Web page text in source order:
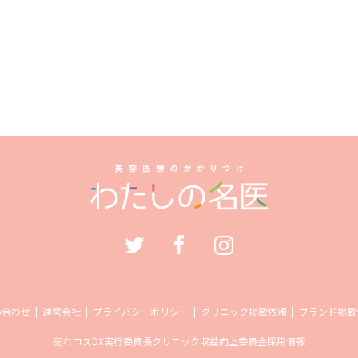
わせ 運営会社 プライバシーポリシー クリニック掲載依頼 ブランド掲
売れコスDX実行委員長クリニック収益向上委員会採用情報